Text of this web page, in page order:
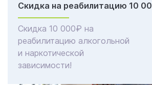
Скидка на реабилитацию 10
Скидка 10 000₽ на
реабилитацию алкогольной
и наркотической
зависимости!